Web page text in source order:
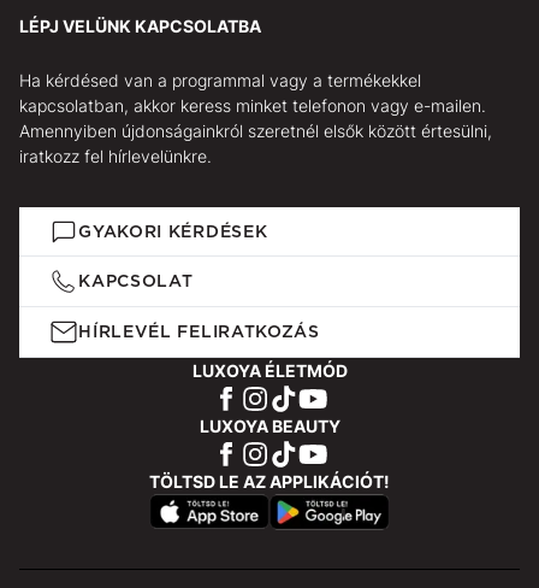
LÉPJ VELÜNK KAPCSOLATBA
Ha kérdésed van a programmal vagy a termékekkel
kapcsolatban, akkor keress minket telefonon vagy e-mailen.
Amennyiben újdonságainkról szeretnél elsők között értesülni,
iratkozz fel hírlevelünkre.
GYAKORI KÉRDÉSEK
KAPCSOLAT
HÍRLEVÉL FELIRATKOZÁS
LUXOYA ÉLETMÓD
LUXOYA BEAUTY
TÖLTSD LE AZ APPLIKÁCIÓT!